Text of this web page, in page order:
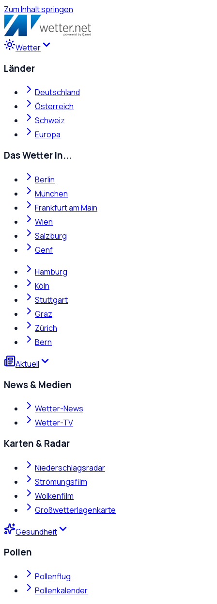
Zum Inhalt springen
Wetter
Länder
Deutschland
Österreich
Schweiz
Europa
Das Wetter in...
Berlin
München
Frankfurt am Main
Wien
Salzburg
Genf
Hamburg
Köln
Stuttgart
Graz
Zürich
Bern
Aktuell
News & Medien
Wetter-News
Wetter-TV
Karten & Radar
Niederschlagsradar
Strömungsfilm
Wolkenfilm
Großwetterlagenkarte
Gesundheit
Pollen
Pollenflug
Pollenkalender